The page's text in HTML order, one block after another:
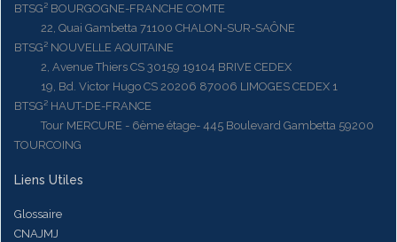
BTSG² BOURGOGNE-FRANCHE COMTE
22, Quai Gambetta 71100 CHALON-SUR-SAÔNE
BTSG² NOUVELLE AQUITAINE
2, Avenue Thiers CS 30159 19104 BRIVE CEDEX
19, Bd. Victor Hugo CS 20206 87006 LIMOGES CEDEX 1
BTSG² HAUT-DE-FRANCE
Tour MERCURE - 6ème étage- 445 Boulevard Gambetta 59200
TOURCOING
Liens Utiles
Glossaire
CNAJMJ